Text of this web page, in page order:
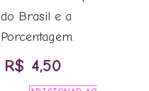
do Brasil e a
Porcentagem.
R$ 4,50